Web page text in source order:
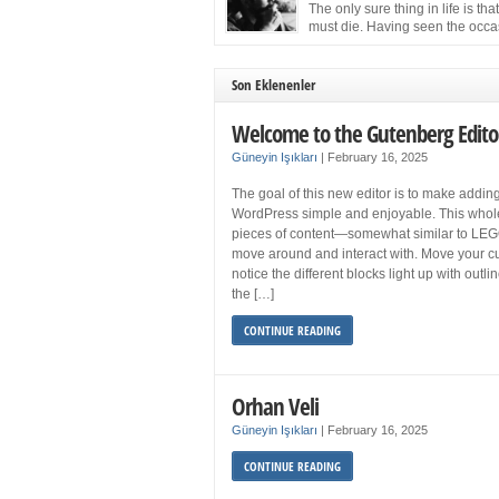
and still feel fatigued when your […]
The only sure thing in life is that
must die. Having seen the
the Cuban Revolution would succumb to that
Son Eklenenler
Welcome to the Gutenberg
Güneyin Işıkları February 16, 2025
The goal of this new editor is to make
WordPress simple and enjoyable. This
pieces of content—somewhat similar to
move around and interact with. Move your
notice the different blocks light up with
the […]
CONTINUE READING
Orhan Veli
Güneyin Işıkları February 16, 2025
CONTINUE READING